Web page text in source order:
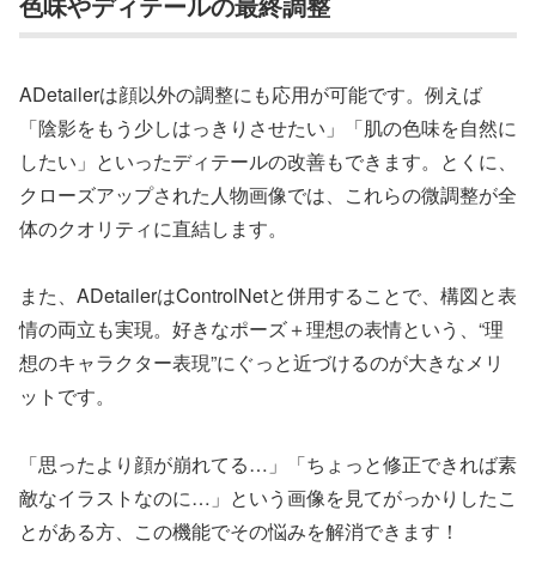
ADetailerは顔以外の調整にも応用が可能です。例えば
「陰影をもう少しはっきりさせたい」「肌の色味を自然に
したい」といったディテールの改善もできます。とくに、
クローズアップされた人物画像では、これらの微調整が全
体のクオリティに直結します。
また、ADetailerはControlNetと併用することで、構図と表
情の両立も実現。好きなポーズ＋理想の表情という、“理
想のキャラクター表現”にぐっと近づけるのが大きなメリ
ットです。
「思ったより顔が崩れてる…」「ちょっと修正できれば素
敵なイラストなのに…」という画像を見てがっかりしたこ
とがある方、この機能でその悩みを解消できます！